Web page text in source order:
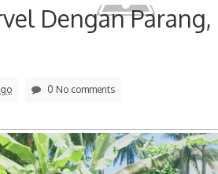
Dengan
0 No comments